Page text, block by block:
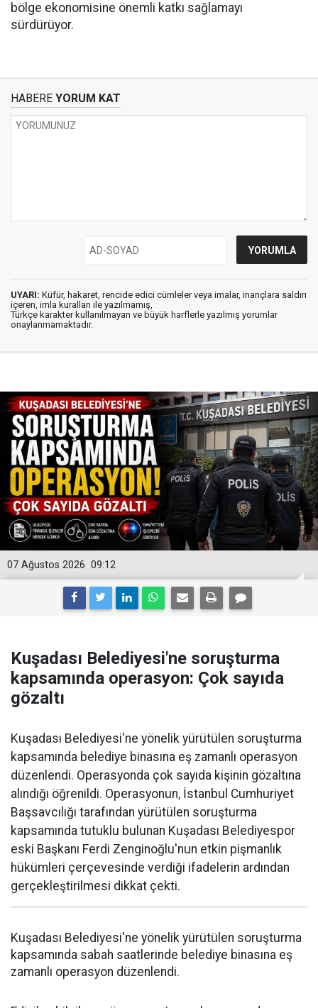
bölge ekonomisine önemli katkı sağlamayı
sürdürüyor.
HABERE YORUM KAT
UYARI: Küfür, hakaret, rencide edici cümleler veya imalar, inançlara saldırı
içeren, imla kuralları ile yazılmamış,
Türkçe karakter kullanılmayan ve büyük harflerle yazılmış yorumlar
onaylanmamaktadır.
09:12
07 Ağustos 2026
Kuşadası Belediyesi'ne soruşturma
kapsamında operasyon: Çok sayıda
gözaltı
Kuşadası Belediyesi'ne yönelik yürütülen soruşturma
kapsamında belediye binasına eş zamanlı operasyon
düzenlendi. Operasyonda çok sayıda kişinin gözaltına
alındığı öğrenildi. Operasyonun, İstanbul Cumhuriyet
Başsavcılığı tarafından yürütülen soruşturma
kapsamında tutuklu bulunan Kuşadası Belediyespor
eski Başkanı Ferdi Zenginoğlu'nun etkin pişmanlık
hükümleri çerçevesinde verdiği ifadelerin ardından
gerçekleştirilmesi dikkat çekti.
Kuşadası Belediyesi'ne yönelik yürütülen soruşturma
kapsamında sabah saatlerinde belediye binasına eş
zamanlı operasyon düzenlendi.